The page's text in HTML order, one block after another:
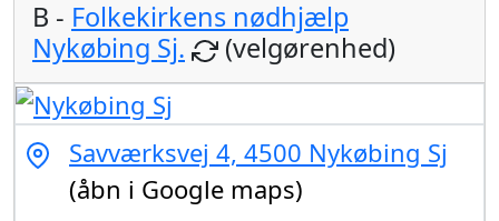
B - Folkekirkens nødhjælp
Nykøbing Sj.
(velgørenhed)
Savværksvej 4, 4500 Nykøbing Sj
(åbn i Google maps)